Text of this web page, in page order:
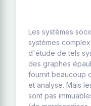
Les systèmes
systèmes
d'étude de tels
des graphes
fournit beaucoup
et analyse. Mais
sont pas